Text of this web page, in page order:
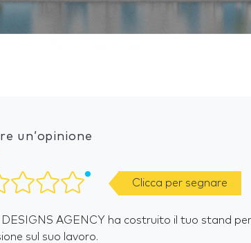
un’opinione
Clicca per segnare
DESIGNS AGENCY ha costruito il tuo stand
sul suo lavoro.